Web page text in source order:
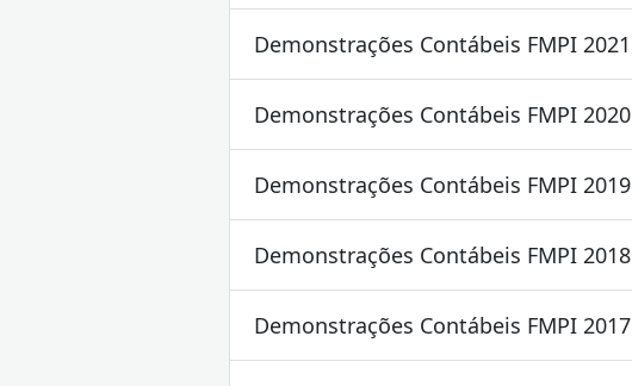
Demonstrações Contábeis FMPI 2021
Demonstrações Contábeis FMPI 2020
Demonstrações Contábeis FMPI 2019
Demonstrações Contábeis FMPI 2018
Demonstrações Contábeis FMPI 2017